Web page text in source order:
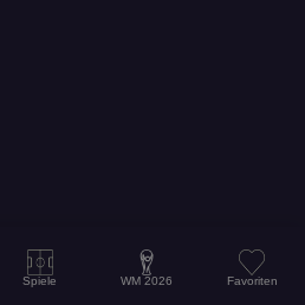
Spiele WM 2026 Favoriten